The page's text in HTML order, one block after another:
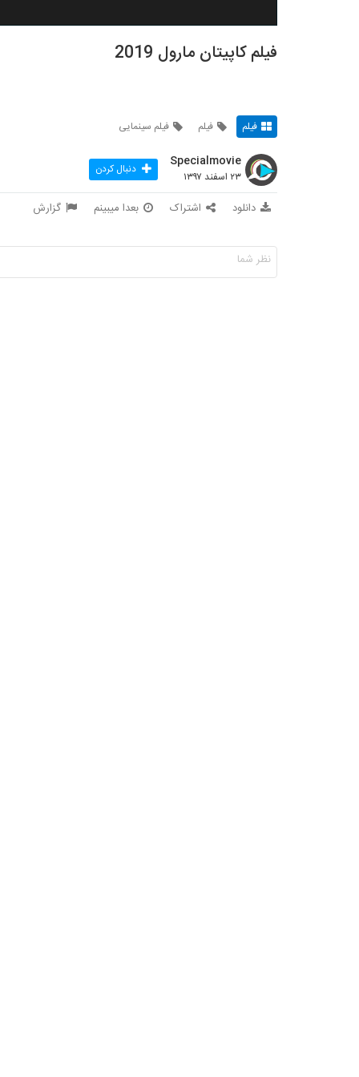
فیلم کاپیتان مارول 2019
فیلم فیلم فیلم سینمایی
Specialmovie
۲۳ اسفند ۱۳۹۷ دنبال کردن
دانلود اشتراک بعدا میبینم گزارش